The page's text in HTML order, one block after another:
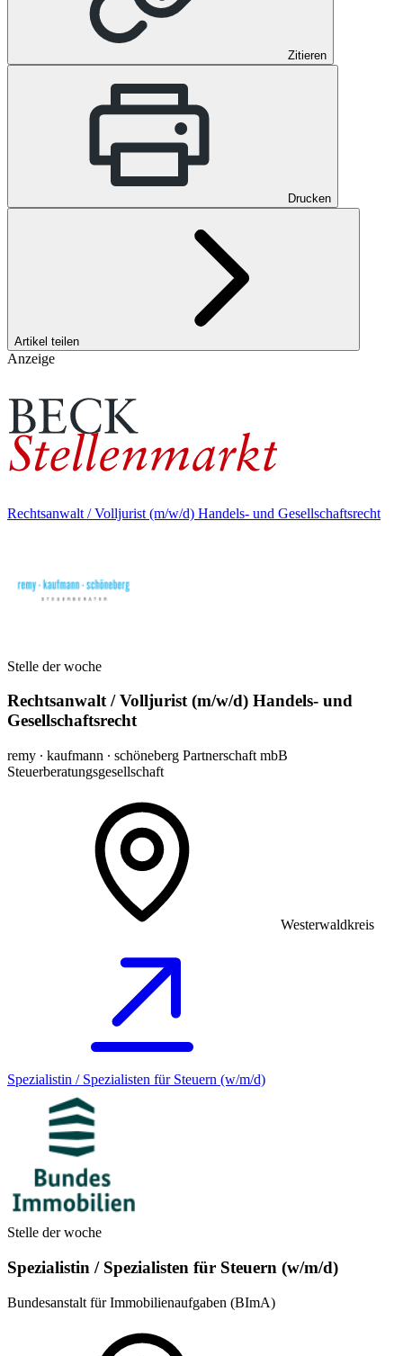
Zitieren
Drucken
Artikel teilen
Anzeige
Rechtsanwalt / Volljurist (m/w/d) Handels- und Gesellschaftsrecht
Stelle der woche
Rechtsanwalt / Volljurist (m/w/d) Handels- und
Gesellschaftsrecht
remy ∙ kaufmann ∙ schöneberg Partnerschaft mbB
Steuerberatungsgesellschaft
Westerwaldkreis
Spezialistin / Spezialisten für Steuern (w/m/d)
Stelle der woche
Spezialistin / Spezialisten für Steuern (w/m/d)
Bundesanstalt für Immobilienaufgaben (BImA)